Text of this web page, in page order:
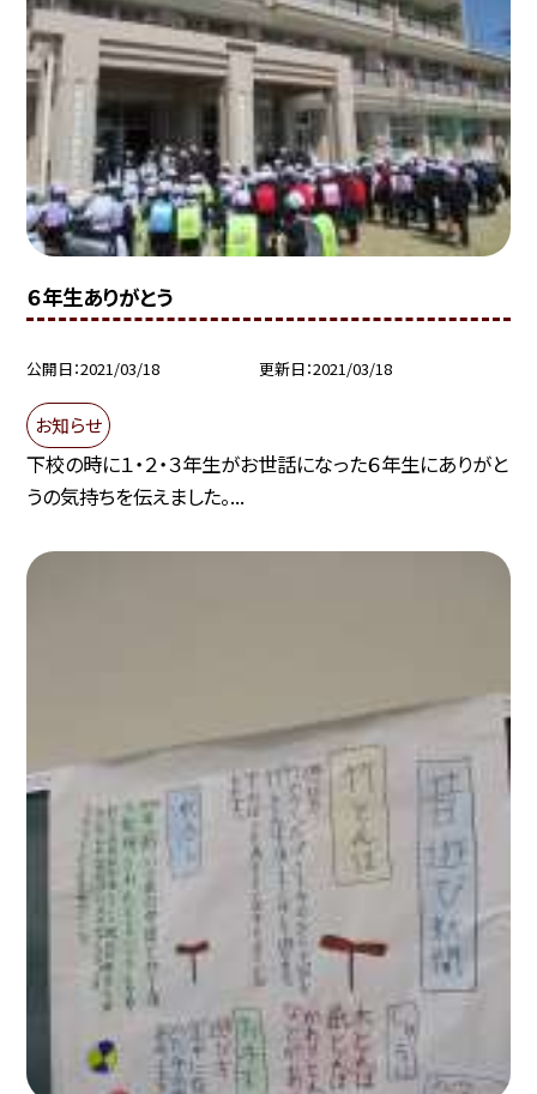
６年生ありがとう
公開日 2021/03/18 更新日 2021/03/18
お知らせ
下校の時に１・２・３年生がお世話になった６年生にありがと
うの気持ちを伝えました。...